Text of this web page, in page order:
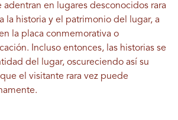
adentran en lugares desconocidos rara
la historia y el patrimonio del lugar, a
la placa conmemorativa o
Incluso entonces, las historias se
del lugar, oscureciendo así su
el visitante rara vez puede